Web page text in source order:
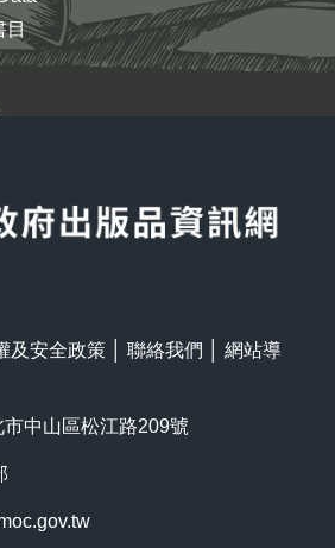
目
及安全政策 聯絡我們
網站導
中山區松江路209號